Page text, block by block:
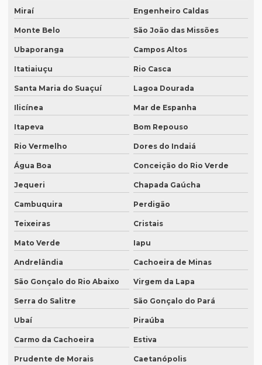
O que é tradução técnica
O que é um tradutor técnico?
Onde encontrar um tradutor juramentado?
Onde fazer tradução de artigos em inglês
Onde fazer tradução em bh
Onde fazer tradução em campinas
Onde fazer tradução em curitiba
Onde fazer tradução em fortaleza
Onde fazer tradução de inglês jurídico
Onde fazer tradução juramentada em brasília
Onde fazer tradução juramentada em porto alegre
Onde fazer tradução juramentada em recife
Onde fazer tradução juramentada em sp
Onde fazer tradução em porto alegre
Onde fazer transcrição de áudio para texto
Miraí Engenheiro Caldas
Monte Belo São João das Missões
Ubaporanga Campos Altos
Itatiaiuçu Rio Casca
Santa Maria do Suaçuí Lagoa Dourada
Ilicínea Mar de Espanha
Itapeva Bom Repouso
Rio Vermelho Dores do Indaiá
Água Boa Conceição do Rio Verde
Jequeri Chapada Gaúcha
Cambuquira Perdigão
Teixeiras Cristais
Mato Verde Iapu
Andrelândia Cachoeira de Minas
São Gonçalo do Rio Abaixo Virgem da Lapa
Serra do Salitre São Gonçalo do Pará
Ubaí Piraúba
Carmo da Cachoeira Estiva
Prudente de Morais Caetanópolis